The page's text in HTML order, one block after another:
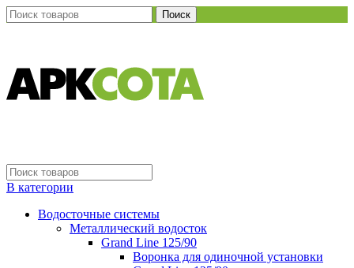
Поиск
В категории
Водосточные системы
Металлический водосток
Grand Line 125/90
Воронка для одиночной установки